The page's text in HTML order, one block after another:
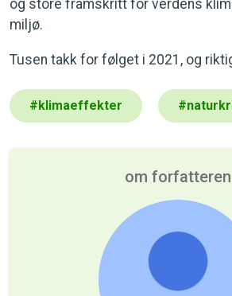
og store framskritt for verdens
miljø.
Tusen takk for følget i 2021, og
# klimaeffekter #
om forfatteren